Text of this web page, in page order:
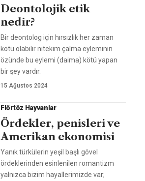
Deontolojik etik
nedir?
Bir deontolog için hırsızlık her zaman
kötü olabilir nitekim çalma eyleminin
özünde bu eylemi (daima) kötü yapan
bir şey vardır.
15 Ağustos 2024
Flörtöz Hayvanlar
Ördekler, penisleri ve
Amerikan ekonomisi
Yanık türkülerin yeşil başlı gövel
ördeklerinden esinlenilen romantizm
yalnızca bizim hayallerimizde var;